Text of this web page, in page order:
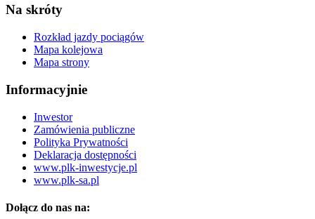
Na skróty
Rozkład jazdy pociągów
Mapa kolejowa
Mapa strony
Informacyjnie
Inwestor
Zamówienia publiczne
Polityka Prywatności
Deklaracja dostępności
www.plk-inwestycje.pl
www.plk-sa.pl
Dołącz do nas na: